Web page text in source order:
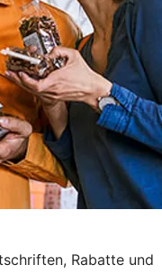
Rabatte und